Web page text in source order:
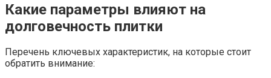
Какие параметры влияют на
долговечность плитки
Перечень ключевых характеристик, на которые стоит
обратить внимание: